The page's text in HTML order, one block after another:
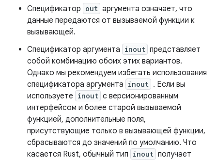
Спецификатор out аргумента означает, что
данные передаются от вызываемой функции к
вызывающей.
Спецификатор аргумента inout представляет
собой комбинацию обоих этих вариантов.
Однако мы рекомендуем избегать использования
спецификатора аргумента inout . Если вы
используете inout с версионированным
интерфейсом и более старой вызываемой
функцией, дополнительные поля,
присутствующие только в вызывающей функции,
сбрасываются до значений по умолчанию. Что
касается Rust, обычный тип inout получает